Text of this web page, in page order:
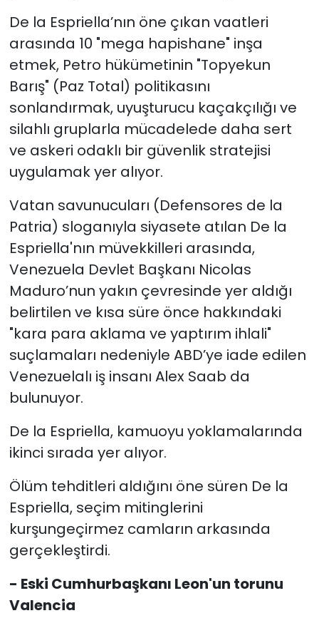
De la Espriella’nın öne çıkan vaatleri
arasında 10 "mega hapishane" inşa
etmek, Petro hükümetinin "Topyekun
Barış" (Paz Total) politikasını
sonlandırmak, uyuşturucu kaçakçılığı ve
silahlı gruplarla mücadelede daha sert
ve askeri odaklı bir güvenlik stratejisi
uygulamak yer alıyor.
Vatan savunucuları (Defensores de la
Patria) sloganıyla siyasete atılan De la
Espriella'nın müvekkilleri arasında,
Venezuela Devlet Başkanı Nicolas
Maduro’nun yakın çevresinde yer aldığı
belirtilen ve kısa süre önce hakkındaki
"kara para aklama ve yaptırım ihlali"
suçlamaları nedeniyle ABD’ye iade edilen
Venezuelalı iş insanı Alex Saab da
bulunuyor.
De la Espriella, kamuoyu yoklamalarında
ikinci sırada yer alıyor.
Ölüm tehditleri aldığını öne süren De la
Espriella, seçim mitinglerini
kurşungeçirmez camların arkasında
gerçekleştirdi.
- Eski Cumhurbaşkanı Leon'un torunu
Valencia